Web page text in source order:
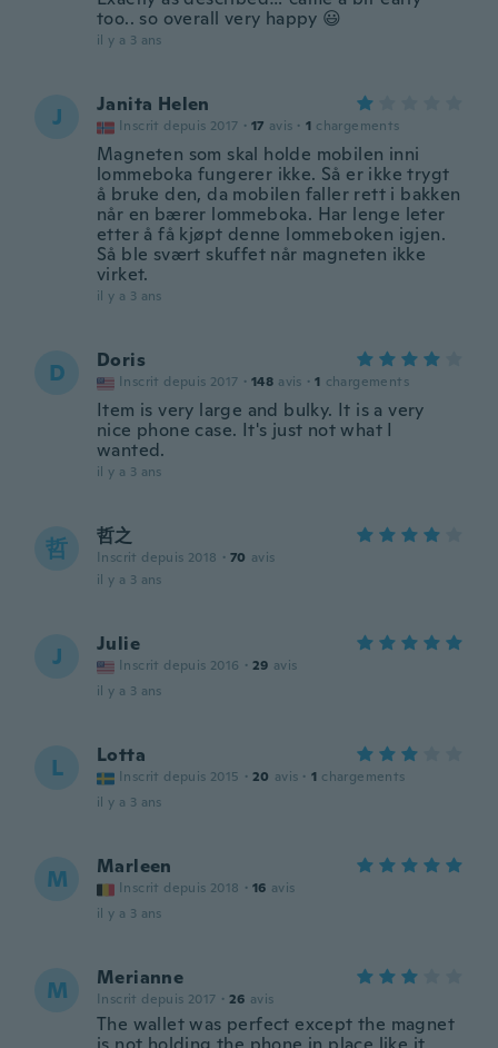
too.. so overall very happy 😃
il y a 3 ans
J Janita Helen
Inscrit depuis 2017 · 17 avis · 1 chargements
Magneten som skal holde mobilen inni
lommeboka fungerer ikke. Så er ikke trygt
å bruke den, da mobilen faller rett i bakken
når en bærer lommeboka. Har lenge leter
etter å få kjøpt denne lommeboken igjen.
Så ble svært skuffet når magneten ikke
virket.
il y a 3 ans
D Doris
Inscrit depuis 2017 · 148 avis · 1 chargements
Item is very large and bulky. It is a very
nice phone case. It's just not what I
wanted.
il y a 3 ans
哲 哲之
Inscrit depuis 2018 · 70 avis
il y a 3 ans
J Julie
Inscrit depuis 2016 · 29 avis
il y a 3 ans
L Lotta
Inscrit depuis 2015 · 20 avis · 1 chargements
il y a 3 ans
M Marleen
Inscrit depuis 2018 · 16 avis
il y a 3 ans
M Merianne
Inscrit depuis 2017 · 26 avis
The wallet was perfect except the magnet